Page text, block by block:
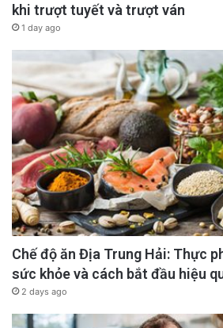
khi trượt tuyết và trượt ván
1 day ago
Chế độ ăn Địa Trung Hải: Thực
sức khỏe và cách bắt đầu hiệu
2 days ago